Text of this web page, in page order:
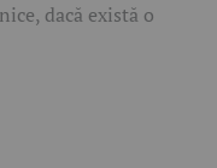
dacă există o